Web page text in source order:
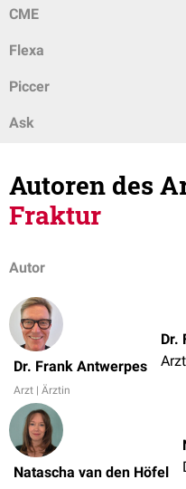
CME
Flexa
Piccer
Ask
Autoren des
Fraktur
Autor
Dr. Frank Antwerpes
Arzt | Ärztin
Dr.
Natascha van den Höfel